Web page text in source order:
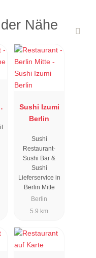
Nähe
Sushi Izumi
Berlin
Sushi
Restaurant-
Sushi Bar &
Sushi
Lieferservice in
Berlin Mitte
Berlin
5.9 km